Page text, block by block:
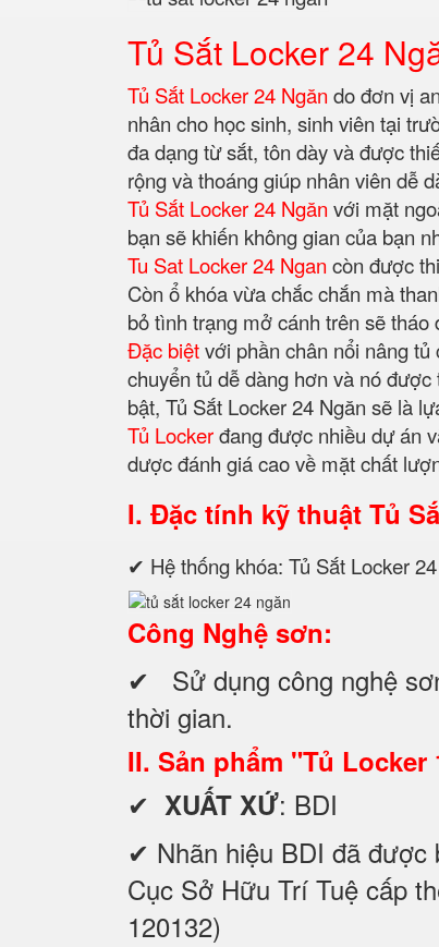
Tủ Sắt Locker 24
Tủ Sắt Locker 24 Ngăn do đơn vị
nhân cho học sinh, sinh viên tại
đa dạng từ sắt, tôn dày và được
rộng và thoáng giúp nhân viên dễ
Tủ Sắt Locker 24 Ngăn với mặt
bạn sẽ khiến không gian của bạn
Tu Sat Locker 24 Ngan còn được
Còn ổ khóa vừa chắc chắn mà
bỏ tình trạng mở cánh trên sẽ
Đặc biệtvới phần chân nổi nâng
chuyển tủ dễ dàng hơn và nó
bật, Tủ Sắt Locker 24 Ngăn sẽ là
Tủ Lockerđang được nhiều dự án
dược đánh giá cao về mặt chất
I. Đặc tính kỹ thuật Tủ
✔ Hệ thống khóa: Tủ Sắt Locker
Công Nghệ sơn:
✔ Sử dụng công nghệ
thời gian.
II. Sản phẩm "Tủ Locker
✔ XUẤT XỨ: BDI
✔ Nhãn hiệu BDI đã được
Cục Sở Hữu Trí Tuệ cấp
120132)